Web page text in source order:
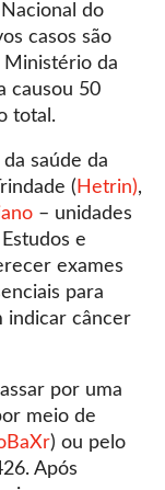
do
casos são
Ministério da
causou 50
total.
saúde da
( Hetrin),
– unidades
e
exames
para
indicar câncer
por uma
meio de
) ou pelo
Após